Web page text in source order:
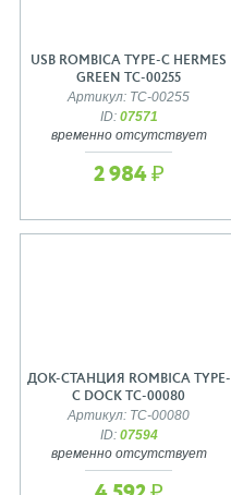
USB ROMBICA TYPE-C HERMES
GREEN TC-00255
Артикул: TC-00255
ID: 07571
временно отсутствует
2 984 ₽
ДОК-СТАНЦИЯ ROMBICA TYPE-
C DOCK TC-00080
Артикул: TC-00080
ID: 07594
временно отсутствует